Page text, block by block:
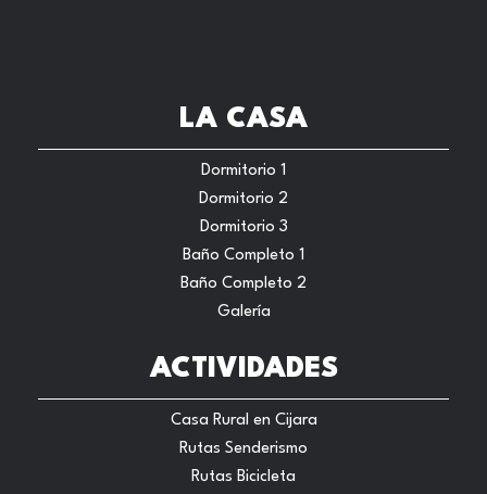
LA CASA
Dormitorio 1
Dormitorio 2
Dormitorio 3
Baño Completo 1
Baño Completo 2
Galería
ACTIVIDADES
Casa Rural en Cijara
Rutas Senderismo
Rutas Bicicleta